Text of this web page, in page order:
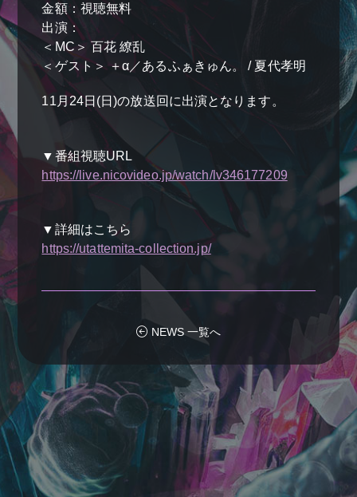
金額：視聴無料
出演：
＜MC＞ 百花 繚乱
＜ゲスト＞ ＋α／あるふぁきゅん。 / 夏代孝明
11月24日(日)の放送回に出演となります。
▼番組視聴URL
https://live.nicovideo.jp/watch/lv346177209
▼詳細はこちら
https://utattemita-collection.jp/
NEWS 一覧へ